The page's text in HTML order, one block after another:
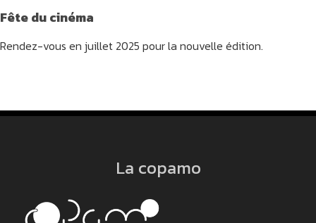
Fête du cinéma
Rendez-vous en juillet 2025 pour la nouvelle édition.
La copamo